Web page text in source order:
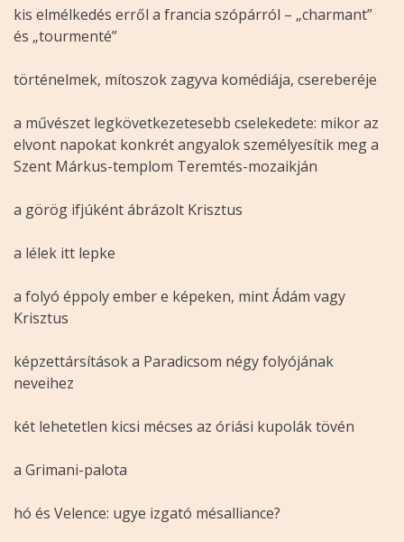
kis elmélkedés erről a francia szópárról – „charmant”
és „tourmenté”
történelmek, mítoszok zagyva komédiája, csereberéje
a művészet legkövetkezetesebb cselekedete: mikor az
elvont napokat konkrét angyalok személyesítik meg a
Szent Márkus-templom Teremtés-mozaikján
a görög ifjúként ábrázolt Krisztus
a lélek itt lepke
a folyó éppoly ember e képeken, mint Ádám vagy
Krisztus
képzettársítások a Paradicsom négy folyójának
neveihez
két lehetetlen kicsi mécses az óriási kupolák tövén
a Grimani-palota
hó és Velence: ugye izgató mésalliance?